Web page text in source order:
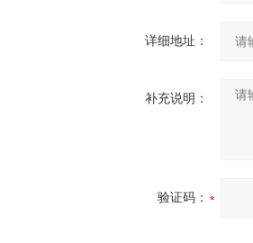
详细地址：
补充说明：
验证码：